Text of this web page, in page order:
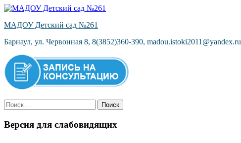
Skip
content
МАДОУ Детский сад №261
Барнаул, ул. Червонная 8, 8(3852)360-390, madou.istoki2011@yandex.ru
Найти:
Версия для слабовидящих